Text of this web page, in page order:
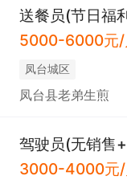
送餐员(节日福
5000-6000元/
凤台城区
凤台县老弟生煎
驾驶员(无销售
3000-4000元/